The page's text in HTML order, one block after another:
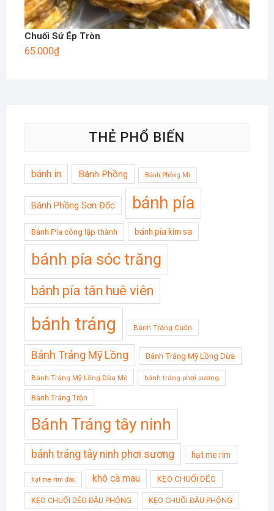
Chuối Sứ Ép Tròn
65.000₫
THẺ PHỔ BIẾN
bánh in Bánh Phồng Bánh Phồng Mì
Bánh Phồng Sơn Đốc bánh pía
Bánh Pía công lập thành bánh pía kim sa
bánh pía sóc trăng
bánh pía tân huê viên
bánh tráng Bánh Tráng Cuộn
Bánh Tráng Mỹ Lồng Bánh Tráng Mỹ Lồng Dừa
Bánh Tráng Mỹ Lồng Dừa Mè bánh tráng phơi sương
Bánh Tráng Trộn
Bánh Tráng tây ninh
bánh tráng tây ninh phơi sương hạt me rim
hạt me rim đác khô cà mau KẸO CHUỐI DẺO
KẸO CHUỐI DẺO ĐẬU PHỘNG KẸO CHUỐI ĐẬU PHỘNG